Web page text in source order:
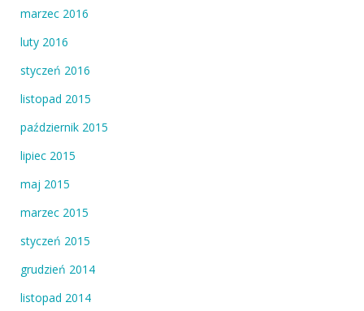
marzec 2016
luty 2016
styczeń 2016
listopad 2015
październik 2015
lipiec 2015
maj 2015
marzec 2015
styczeń 2015
grudzień 2014
listopad 2014